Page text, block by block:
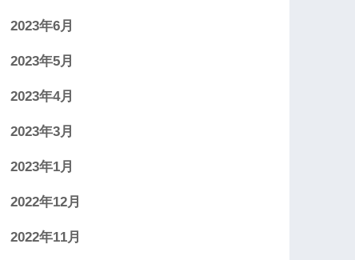
2023年6月
2023年5月
2023年4月
2023年3月
2023年1月
2022年12月
2022年11月